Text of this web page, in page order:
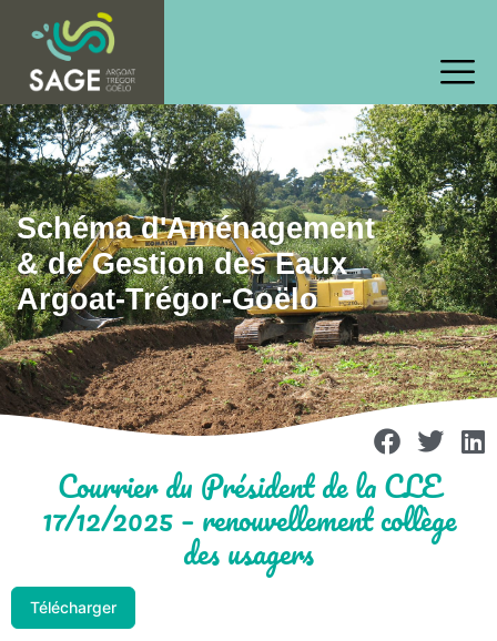
Schéma d'Aménagement
& de Gestion des Eaux
Argoat-Trégor-Goëlo
Courrier du Président de la CLE
17/12/2025 – renouvellement collège
des usagers
Télécharger